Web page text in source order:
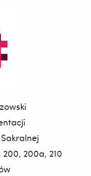
200a, 210